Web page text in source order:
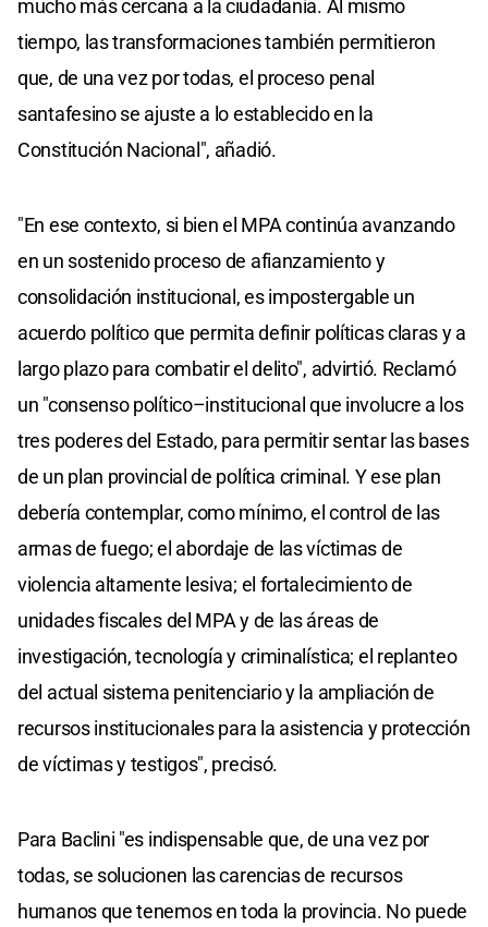
mucho más cercana a la ciudadanía. Al mismo
tiempo, las transformaciones también permitieron
que, de una vez por todas, el proceso penal
santafesino se ajuste a lo establecido en la
Constitución Nacional", añadió.
"En ese contexto, si bien el MPA continúa avanzando
en un sostenido proceso de afianzamiento y
consolidación institucional, es impostergable un
acuerdo político que permita definir políticas claras y a
largo plazo para combatir el delito", advirtió. Reclamó
un "consenso político–institucional que involucre a los
tres poderes del Estado, para permitir sentar las bases
de un plan provincial de política criminal. Y ese plan
debería contemplar, como mínimo, el control de las
armas de fuego; el abordaje de las víctimas de
violencia altamente lesiva; el fortalecimiento de
unidades fiscales del MPA y de las áreas de
investigación, tecnología y criminalística; el replanteo
del actual sistema penitenciario y la ampliación de
recursos institucionales para la asistencia y protección
de víctimas y testigos", precisó.
Para Baclini "es indispensable que, de una vez por
todas, se solucionen las carencias de recursos
humanos que tenemos en toda la provincia. No puede